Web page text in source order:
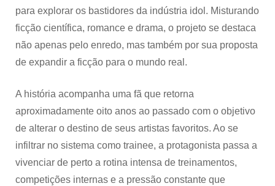
para explorar os bastidores da indústria idol. Misturando
ficção científica, romance e drama, o projeto se destaca
não apenas pelo enredo, mas também por sua proposta
de expandir a ficção para o mundo real.
A história acompanha uma fã que retorna
aproximadamente oito anos ao passado com o objetivo
de alterar o destino de seus artistas favoritos. Ao se
infiltrar no sistema como trainee, a protagonista passa a
vivenciar de perto a rotina intensa de treinamentos,
competições internas e a pressão constante que